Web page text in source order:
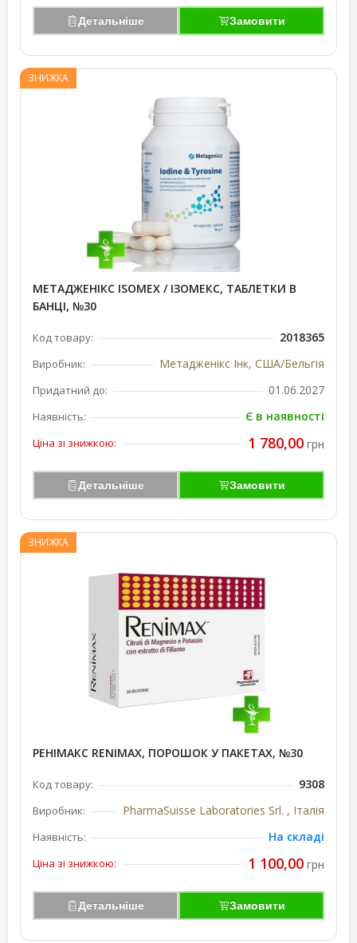
Детальніше Замовити
ЗНИЖКА
МЕТАДЖЕНІКС ISOMEX / ІЗОМЕКС, ТАБЛЕТКИ В
БАНЦІ, №30
Код товару: 2018365
Виробник: Метадженікс Інк, США/Бельгія
Придатний до: 01.06.2027
Наявність: Є в наявності
Ціна зі знижкою: 1 780,00 грн
Детальніше Замовити
ЗНИЖКА
РЕНІМАКС RENIMAX, ПОРОШОК У ПАКЕТАХ, №30
Код товару: 9308
Виробник: PharmaSuisse Laboratories Srl. , Італія
Наявність: На складі
Ціна зі знижкою: 1 100,00 грн
Детальніше Замовити